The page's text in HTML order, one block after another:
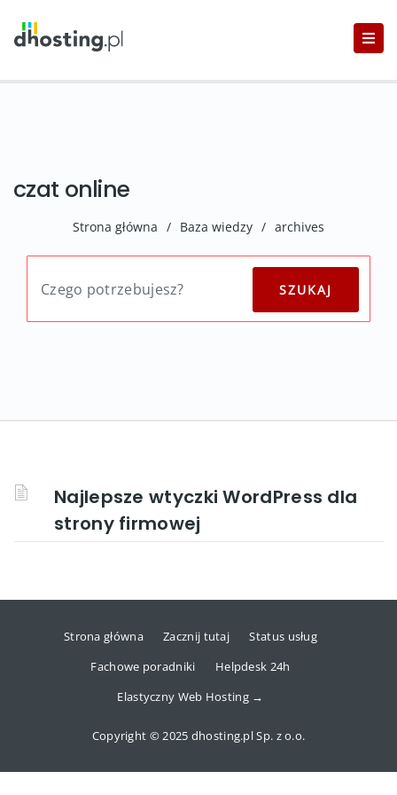
czat online
Strona główna / Baza wiedzy / archives
Najlepsze wtyczki WordPress dla
strony firmowej
Strona główna Zacznij tutaj
Status usług
Fachowe poradniki
Helpdesk 24h
Elastyczny Web Hosting →
Copyright © 2025 dhosting.pl Sp. z o.o.